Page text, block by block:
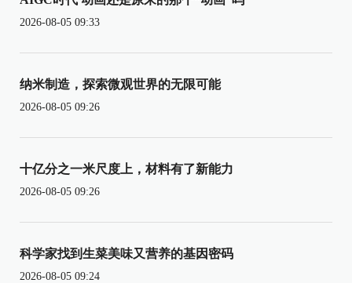
2026-08-05 09:33
纳米制造，探索微观世界的无限可能
2026-08-05 09:26
十亿分之一米尺度上，材料有了新能力
2026-08-05 09:26
科学家找到生菜美味又营养的基因密码
2026-08-05 09:24